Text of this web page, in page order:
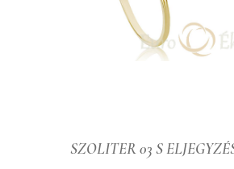
SZOLITER 03 S